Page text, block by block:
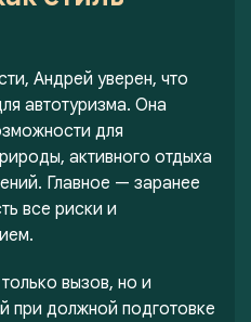
Андрей уверен, что
автотуризма. Она
для
активного отдыха
Главное — заранее
все риски и
вызов, но и
при должной подготовке